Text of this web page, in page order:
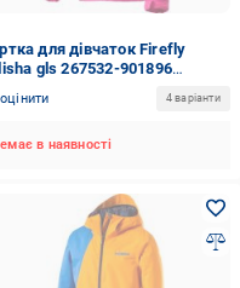
для дівчаток Firefly
gls 267532-901896
оцінити 4 варіанти
в наявності